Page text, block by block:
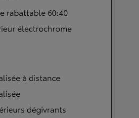
rabattable 60:40
électrochrome
à distance
dégivrants